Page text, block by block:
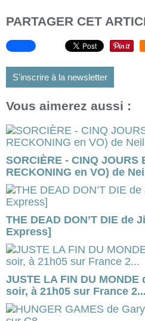
PARTAGER CET
S'inscrire à la newsletter
Vous aimerez aussi :
SORCIÈRE - CINQ JOURS
RECKONING en VO) de
THE DEAD DON’T DIE de
Express]
JUSTE LA FIN DU
soir, à 21h05 sur France 2...